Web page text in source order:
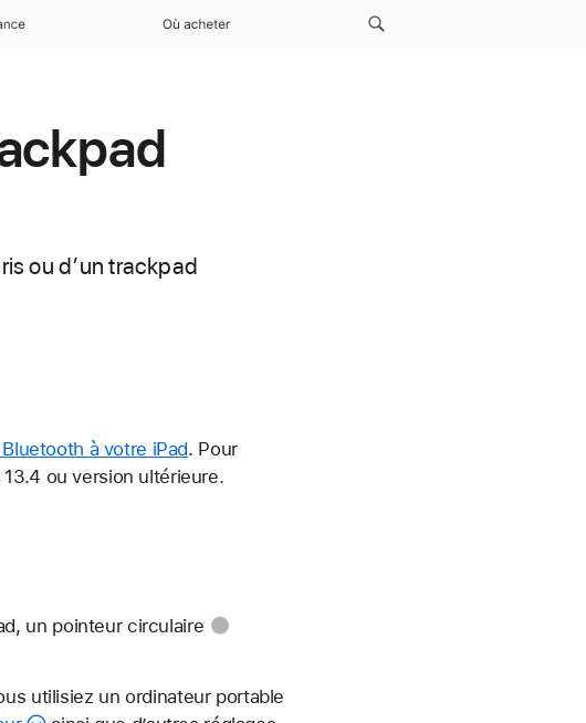
Où acheter
ou d’un trackpad
à votre iPad. Pour
ou version ultérieure.
un pointeur circulaire
utilisiez un ordinateur portable